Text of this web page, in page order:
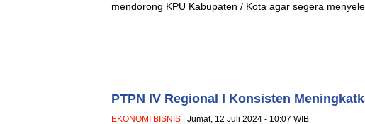
mendorong KPU Kabupaten / Kota agar segera
PTPN IV Regional I Konsisten
EKONOMI BISNIS | Jumat, 12 Juli 2024 - 10:07 WIB